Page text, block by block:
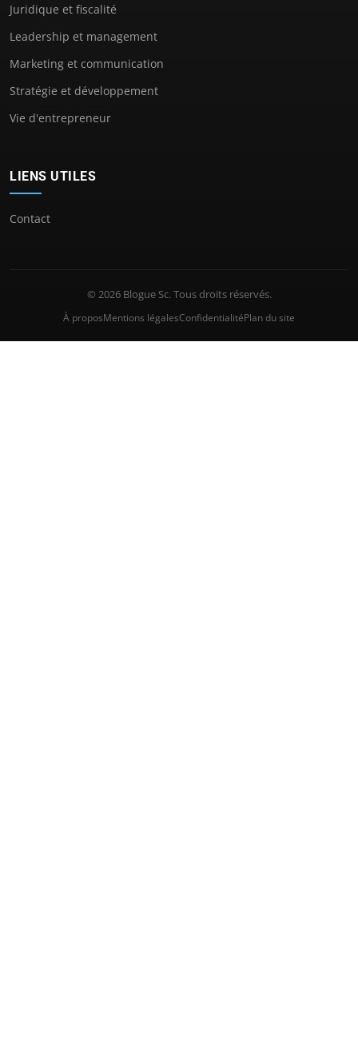
Juridique et fiscalité
Leadership et management
Marketing et communication
Stratégie et développement
Vie d'entrepreneur
LIENS UTILES
Contact
© 2026 Blogue Sc. Tous droits réservés.
À proposMentions légalesConfidentialitéPlan du site